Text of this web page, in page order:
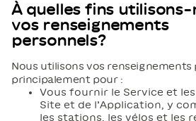
À quelles fins utilisons-
vos renseignements
personnels?
Nous utilisons vos renseignements
principalement pour :
Vous fournir le Service et
Site et de l’Application, y
les stations, les vélos et les